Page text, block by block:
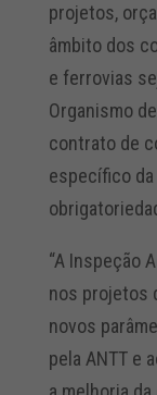
projetos,
âmbito dos
e ferrovias
Organismo
contrato de
específico
“A Inspeção
nos projetos
novos
pela ANTT e